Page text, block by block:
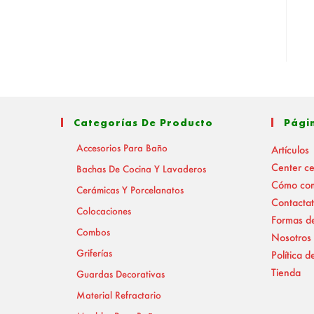
Categorías De Producto
Accesorios Para Baño
Bachas De Cocina Y Lavaderos
Cerámicas Y Porcelanatos
Colocaciones
Combos
Griferías
Guardas Decorativas
Material Refractario
Artículos
Center
Cómo
Formas
Nosotros
Política
Tienda